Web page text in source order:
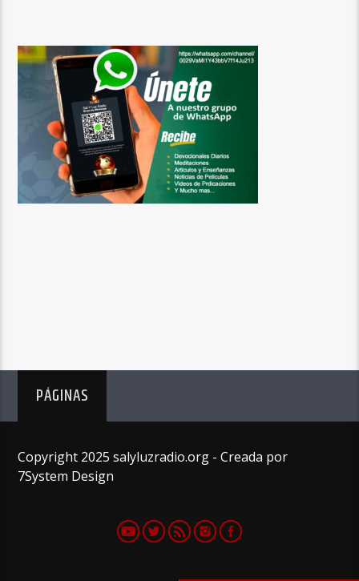
PÁGINAS
Copyright 2025 salyluzradio.org - Creada por
7System Design